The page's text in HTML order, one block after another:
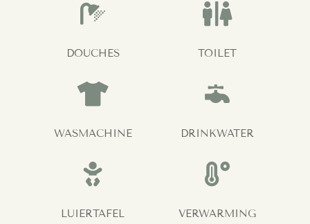

DOUCHES

WASMACHINE

TOILET

DRINKWATER

LUIERTAFEL

VERWARMING